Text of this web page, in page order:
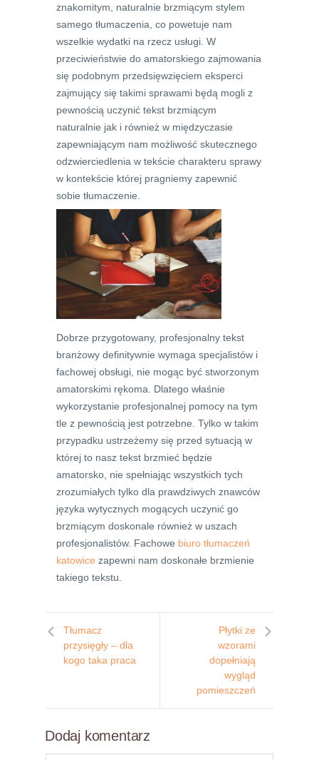
znakomitym, naturalnie brzmiącym stylem
samego tłumaczenia, co powetuje nam
wszelkie wydatki na rzecz usługi. W
przeciwieństwie do amatorskiego zajmowania
się podobnym przedsięwzięciem eksperci
zajmujący się takimi sprawami będą mogli z
pewnością uczynić tekst brzmiącym
naturalnie jak i również w międzyczasie
zapewniającym nam możliwość skutecznego
odzwierciedlenia w tekście charakteru sprawy
w kontekście której pragniemy zapewnić
sobie tłumaczenie.
Dobrze przygotowany, profesjonalny tekst
branżowy definitywnie wymaga specjalistów i
fachowej obsługi, nie mogąc być stworzonym
amatorskimi rękoma. Dlatego właśnie
wykorzystanie profesjonalnej pomocy na tym
tle z pewnością jest potrzebne. Tylko w takim
przypadku ustrzeżemy się przed sytuacją w
której to nasz tekst brzmieć będzie
amatorsko, nie spełniając wszystkich tych
zrozumiałych tylko dla prawdziwych znawców
języka wytycznych mogących uczynić go
brzmiącym doskonale również w uszach
profesjonalistów. Fachowe biuro tłumaczeń
katowice zapewni nam doskonałe brzmienie
takiego tekstu.
Tłumacz
przysięgły – dla
kogo taka praca
Płytki ze
wzorami
dopełniają
wygląd
pomieszczeń
Dodaj komentarz